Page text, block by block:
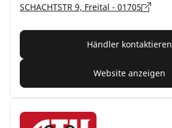
SCHACHTSTR 9, Freital - 01705
Händler kontaktieren
Website anzeigen